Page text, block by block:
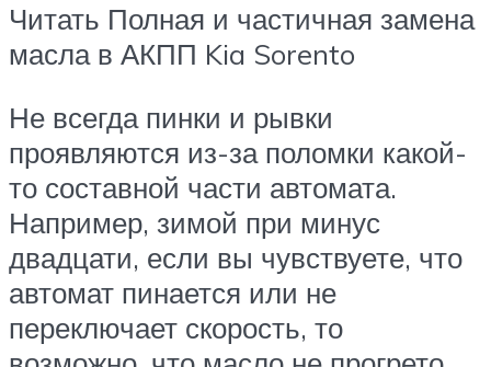
Читать Полная и частичная замена
масла в АКПП Kia Sorento
Не всегда пинки и рывки
проявляются из-за поломки какой-
то составной части автомата.
Например, зимой при минус
двадцати, если вы чувствуете, что
автомат пинается или не
переключает скорость, то